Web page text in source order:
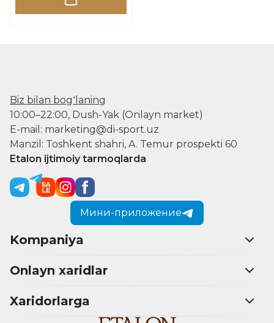
Biz bilan bogʻlaning
10:00–22:00, Dush-Yak (Onlayn market)
E-mail: marketing@di-sport.uz
Manzil: Toshkent shahri, A. Temur prospekti 60
Etalon ijtimoiy tarmoqlarda
Мини-приложение
Kompaniya
Onlayn xaridlar
Xaridorlarga